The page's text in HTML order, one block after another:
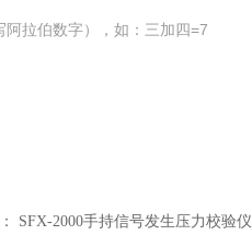
拉伯数字），如：三加四=7
SFX-2000手持信号发生压力校验仪